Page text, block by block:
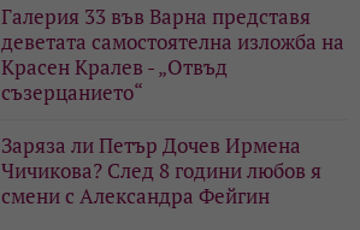
Галерия 33 във Варна представя
деветата самостоятелна изложба на
Красен Кралев - „Отвъд
съзерцанието“
Заряза ли Петър Дочев Ирмена
Чичикова? След 8 години любов я
смени с Александра Фейгин